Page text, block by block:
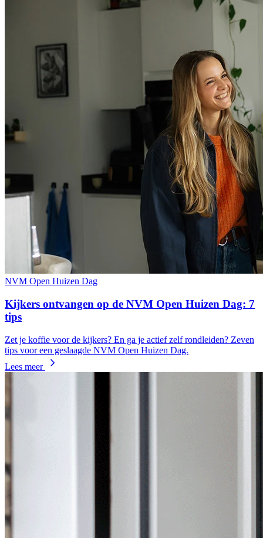
NVM Open Huizen Dag
Kijkers ontvangen op de NVM Open Huizen Dag: 7
tips
Zet je koffie voor de kijkers? En ga je actief zelf rondleiden? Zeven
tips voor een geslaagde NVM Open Huizen Dag.
Lees meer